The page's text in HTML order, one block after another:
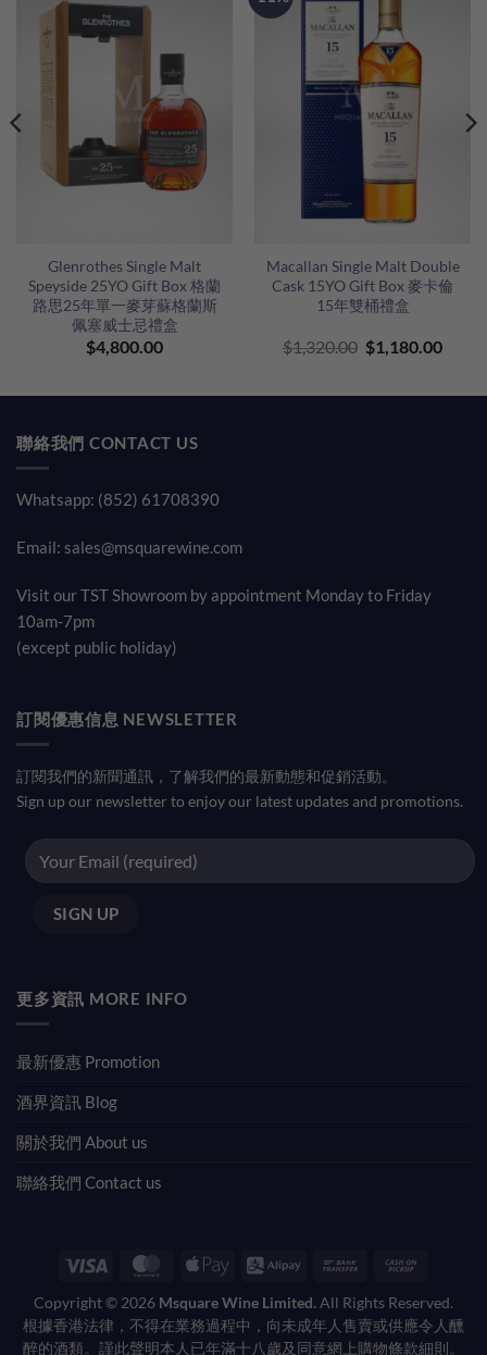
Glenrothes Single Malt
Speyside 25YO Gift Box 格蘭
路思25年單一麥芽蘇格蘭斯
佩塞威士忌禮盒
$4,800.00
Macallan Single Malt Double
Cask 15YO Gift Box 麥卡倫
15年雙桶禮盒
$1,320.00 Original
price
$1,320.00.
$1,180.00
聯絡我們 CONTACT US
Whatsapp: (852) 61708390
Email: sales@msquarewine.com
Visit our TST Showroom by appointment Monday to Friday
10am-7pm
(except public holiday)
訂閱優惠信息 NEWSLETTER
訂閱我們的新聞通訊，了解我們的最新動態和促銷活動。
Sign up our newsletter to enjoy our latest updates and promotions.
更多資訊 MORE INFO
最新優惠 Promotion
酒界資訊 Blog
關於我們 About us
聯絡我們 Contact us
Visa MasterCardApple
Alipay
Bank
Pickup
Copyright © 2026 Msquare Wine Limited.All Rights Reserved.
根據香港法律，不得在業務過程中，向未成年人售賣或供應令人醺
醉的酒類。謹此聲明本人已年滿十八歲及同意網上購物條款細則。